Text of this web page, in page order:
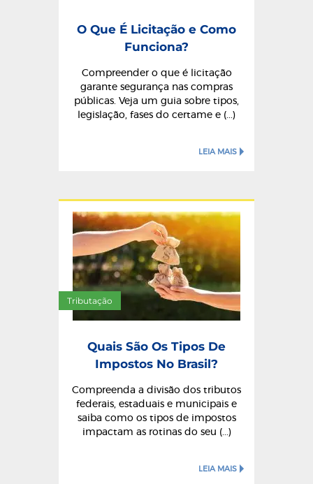
O Que É Licitação e Como
Funciona?
Compreender o que é licitação
garante segurança nas compras
públicas. Veja um guia sobre tipos,
legislação, fases do certame e (...)
LEIA MAIS
Tributação
Quais São Os Tipos De
Impostos No Brasil?
Compreenda a divisão dos tributos
federais, estaduais e municipais e
saiba como os tipos de impostos
impactam as rotinas do seu (...)
LEIA MAIS